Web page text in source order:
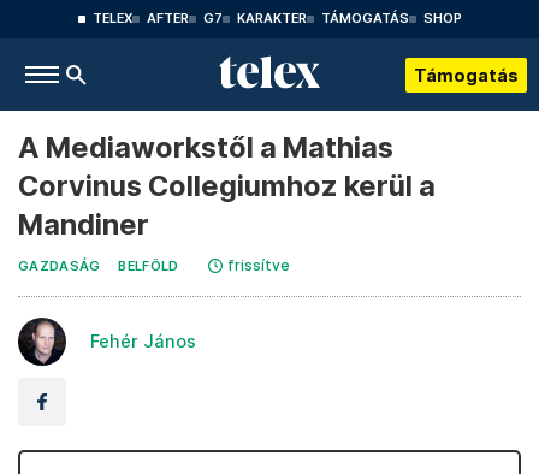
TELEX AFTER G7 KARAKTER TÁMOGATÁS SHOP
Támogatás
A Mediaworkstől a Mathias
Corvinus Collegiumhoz kerül a
Mandiner
GAZDASÁG BELFÖLD frissítve
Fehér János